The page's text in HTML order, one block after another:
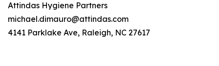
Attindas Hygiene Partners
michael.dimauro@attindas.com
4141 Parklake Ave, Raleigh, NC 27617